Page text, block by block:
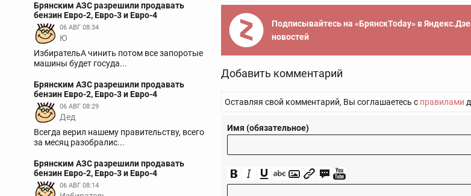
Брянским АЗС разрешили продавать
бензин Евро-2, Евро-3 и Евро-4
06 АВГ 08:34
Ю
ИзбирательА чинить потом все запоротые
машины будет госуда...
Брянским АЗС разрешили продавать
бензин Евро-2, Евро-3 и Евро-4
06 АВГ 08:29
Дед
Всегда верил нашему правительству, всего
за месяц разобралис...
Брянским АЗС разрешили продавать
бензин Евро-2, Евро-3 и Евро-4
06 АВГ 08:14
Подписывайтесь на «БрянскToday» в
новостей
Добавить комментарий
Оставляя свой комментарий, Вы соглашаетесь с правилами
Имя (обязательное)